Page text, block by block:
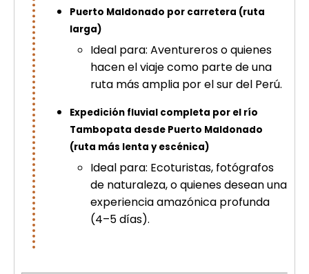
Puerto Maldonado por carretera (ruta
larga)
Ideal para: Aventureros o quienes
hacen el viaje como parte de una
ruta más amplia por el sur del Perú.
Expedición fluvial completa por el río
Tambopata desde Puerto Maldonado
(ruta más lenta y escénica)
Ideal para: Ecoturistas, fotógrafos
de naturaleza, o quienes desean una
experiencia amazónica profunda
(4–5 días).